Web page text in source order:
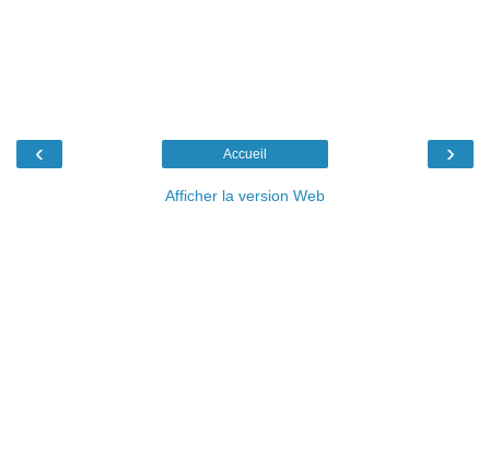
‹ ›
Accueil
Afficher la version Web